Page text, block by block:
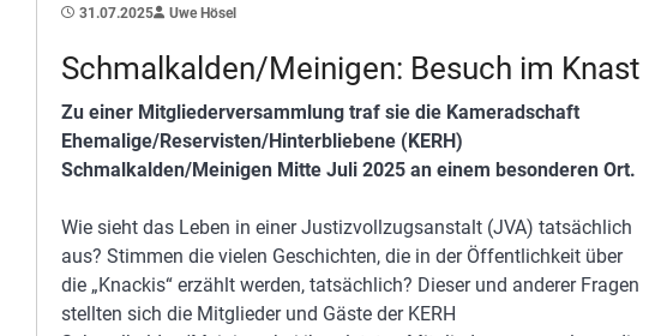
Menü öffnen
31.07.2025 Uwe Hösel
Schmalkalden/Meinigen: Besuch im Knast
Zu einer Mitgliederversammlung traf sie die Kameradschaft
Ehemalige/Reservisten/Hinterbliebene (KERH)
Schmalkalden/Meinigen Mitte Juli 2025 an einem besonderen Ort.
Wie sieht das Leben in einer Justizvollzugsanstalt (JVA) tatsächlich
aus? Stimmen die vielen Geschichten, die in der Öffentlichkeit über
die „Knackis“ erzählt werden, tatsächlich? Dieser und anderer Fragen
stellten sich die Mitglieder und Gäste der KERH